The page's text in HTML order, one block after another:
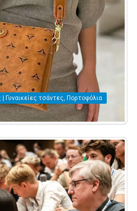
Γυναικείες τσάντες, Πορτοφόλια